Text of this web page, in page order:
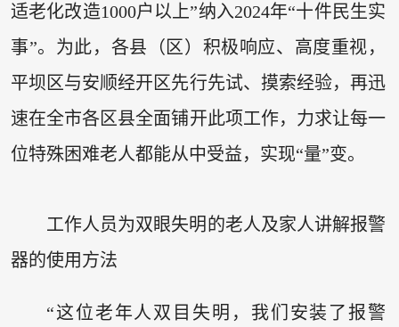
适老化改造1000户以上”纳入2024年“十件民生实
事”。为此，各县（区）积极响应、高度重视，
平坝区与安顺经开区先行先试、摸索经验，再迅
速在全市各区县全面铺开此项工作，力求让每一
位特殊困难老人都能从中受益，实现“量”变。
工作人员为双眼失明的老人及家人讲解报警
器的使用方法
“这位老年人双目失明，我们安装了报警